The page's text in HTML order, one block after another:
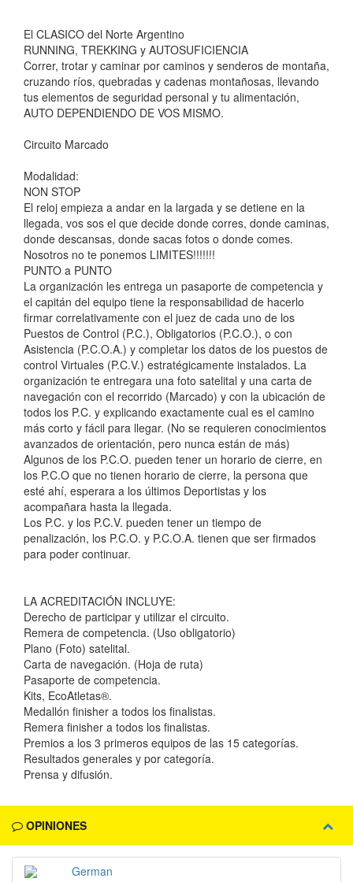
El CLASICO del Norte Argentino
RUNNING, TREKKING y AUTOSUFICIENCIA
Correr, trotar y caminar por caminos y senderos de montaña,
cruzando ríos, quebradas y cadenas montañosas, llevando
tus elementos de seguridad personal y tu alimentación,
AUTO DEPENDIENDO DE VOS MISMO.
Circuito Marcado
Modalidad:
NON STOP
El reloj empieza a andar en la largada y se detiene en la
llegada, vos sos el que decide donde corres, donde caminas,
donde descansas, donde sacas fotos o donde comes.
Nosotros no te ponemos LIMITES!!!!!!!
PUNTO a PUNTO
La organización les entrega un pasaporte de competencia y
el capitán del equipo tiene la responsabilidad de hacerlo
firmar correlativamente con el juez de cada uno de los
Puestos de Control (P.C.), Obligatorios (P.C.O.), o con
Asistencia (P.C.O.A.) y completar los datos de los puestos de
control Virtuales (P.C.V.) estratégicamente instalados. La
organización te entregara una foto satelital y una carta de
navegación con el recorrido (Marcado) y con la ubicación de
todos los P.C. y explicando exactamente cual es el camino
más corto y fácil para llegar. (No se requieren conocimientos
avanzados de orientación, pero nunca están de más)
Algunos de los P.C.O. pueden tener un horario de cierre, en
los P.C.O que no tienen horario de cierre, la persona que
esté ahí, esperara a los últimos Deportistas y los
acompañara hasta la llegada.
Los P.C. y los P.C.V. pueden tener un tiempo de
penalización, los P.C.O. y P.C.O.A. tienen que ser firmados
para poder continuar.
LA ACREDITACIÓN INCLUYE:
Derecho de participar y utilizar el circuito.
Remera de competencia. (Uso obligatorio)
Plano (Foto) satelital.
Carta de navegación. (Hoja de ruta)
Pasaporte de competencia.
Kits, EcoAtletas®.
Medallón finisher a todos los finalistas.
Remera finisher a todos los finalistas.
Premios a los 3 primeros equipos de las 15 categorías.
Resultados generales y por categoría.
Prensa y difusión.
OPINIONES
German